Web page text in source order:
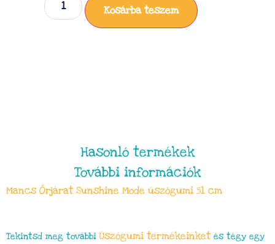
Kosárba teszem
Hasonló termékek
További információk
Mancs Őrjárat Sunshine Mode úszógumi 51 cm
Tekintsd meg további Úszógumi termékeinket és tégy egy